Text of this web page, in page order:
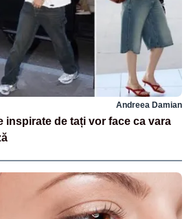
Andreea Damian
inspirate de tați vor face ca vara